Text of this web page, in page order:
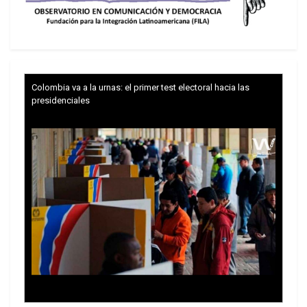
Al culminar la Segunda Guerra Mundial, ante el
mayor crecimiento vegetativo en las regiones
pobres del mundo, en Europa, Canadá y los EEUU
comenzaron las preocupaciones. Uno de los ejes
para el despliegue y sostenimiento de esas
inquietudes fue la creación (1945) de la
Organización de las Naciones Unidas para la
Agricultura y la Alimentación (FAO). Las
fundaciones Rockefeller y Ford, expresivas del
mayor poder económico existentes en aquellos
Colombia va a la urnas: el primer test electoral hacia las
presidenciales